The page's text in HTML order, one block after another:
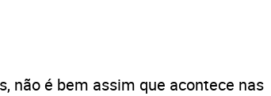
não é bem assim que acontece nas